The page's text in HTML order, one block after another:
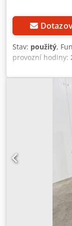
Stav: použitý,
provozní hodiny:
elektrický, typ
1
vozík Těžiště
Repasovaný
vpředu typ:
Baterie napětí:
baterie: GBN
baterie: 60 – 80
dle FEM 4.004
dalších dotazů
modelu máme
vozíků.
foerdertechnik.
výhodných